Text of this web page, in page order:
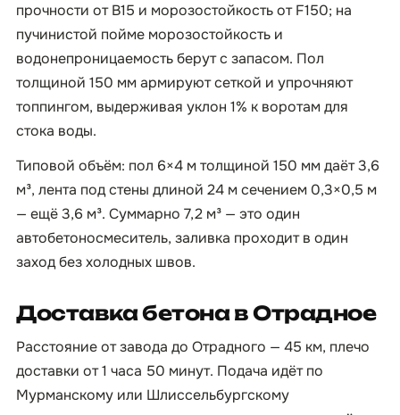
прочности от B15 и морозостойкость от F150; на
пучинистой пойме морозостойкость и
водонепроницаемость берут с запасом. Пол
толщиной 150 мм армируют сеткой и упрочняют
топпингом, выдерживая уклон 1% к воротам для
стока воды.
Типовой объём: пол 6×4 м толщиной 150 мм даёт 3,6
м³, лента под стены длиной 24 м сечением 0,3×0,5 м
— ещё 3,6 м³. Суммарно 7,2 м³ — это один
автобетоносмеситель, заливка проходит в один
заход без холодных швов.
Доставка бетона в Отрадное
Расстояние от завода до Отрадного — 45 км, плечо
доставки от 1 часа 50 минут. Подача идёт по
Мурманскому или Шлиссельбургскому